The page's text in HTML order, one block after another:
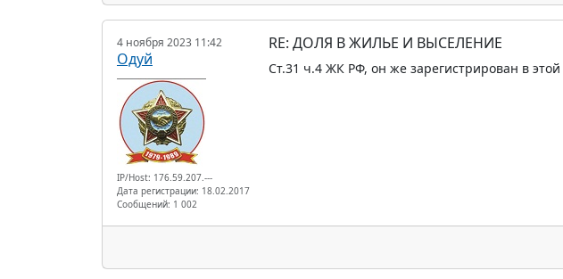
4 ноября 2023 11:42
Одуй
IP/Host: 176.59.207.---
Дата регистрации: 18.02.2017
Сообщений: 1 002
RE: ДОЛЯ В ЖИЛЬЕ И ВЫСЕЛЕНИЕ
Ст.31 ч.4 ЖК РФ, он же зарегистрирован в этой